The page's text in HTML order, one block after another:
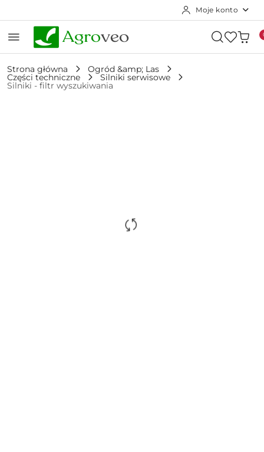
Moje konto
Strona główna Ogród &amp; Las
Części techniczne Silniki serwisowe
Silniki - filtr wyszukiwania